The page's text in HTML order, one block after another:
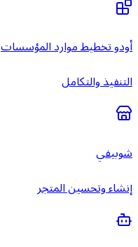
أودو تخطيط موارد المؤسسات
التنفيذ والتكامل
شوبيفي
إنشاء وتحسين المتجر